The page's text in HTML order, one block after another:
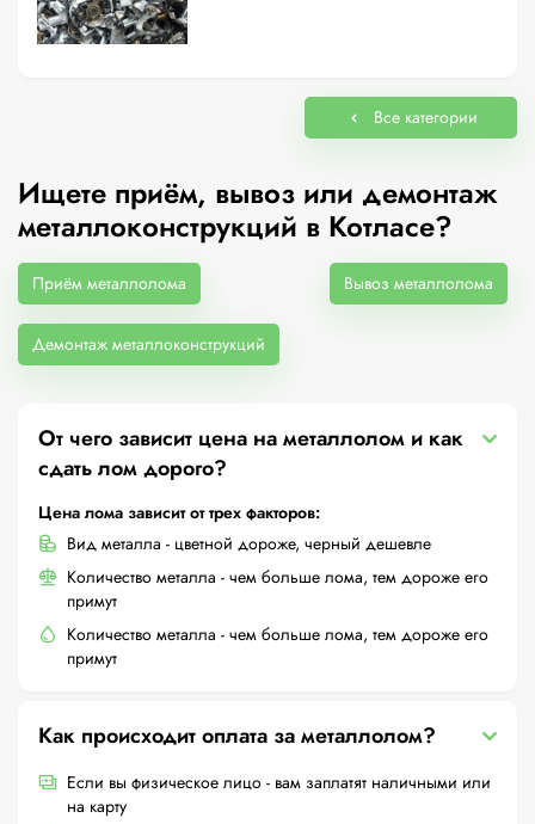
Все категории
Ищете приём, вывоз или демонтаж
металлоконструкций в Котласе?
Приём металлолома Вывоз металлолома
Демонтаж металлоконструкций
От чего зависит цена на металлолом и как
сдать лом дорого?
Цена лома зависит от трех факторов:
Вид металла - цветной дороже, черный дешевле
Количество металла - чем больше лома, тем дороже его
примут
Количество металла - чем больше лома, тем дороже его
примут
Как происходит оплата за металлолом?
Если вы физическое лицо - вам заплатят наличными или
на карту